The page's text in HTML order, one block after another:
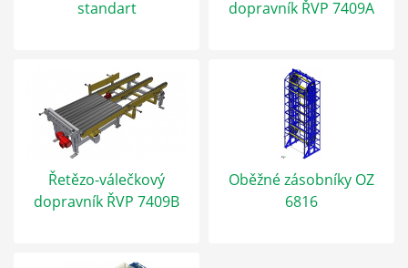
standart dopravník ŘVP 7409A
Řetězo-válečkový
dopravník ŘVP 7409B
Oběžné zásobníky OZ
6816